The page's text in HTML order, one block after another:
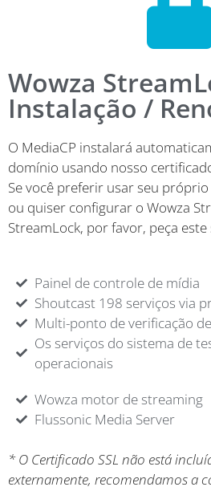
Wowza
Instalação /
O MediaCP instalará
domínio usando nosso
Se você preferir usar seu
ou quiser configurar o Wowza
StreamLock, por favor, peça este
Painel de controle de mídia
Shoutcast 198 serviços via
Multi-ponto de verificação
Os serviços do sistema de
operacionais
Wowza motor de streaming
Flussonic Media Server
* O Certificado SSL não está
externamente, recomendamos a